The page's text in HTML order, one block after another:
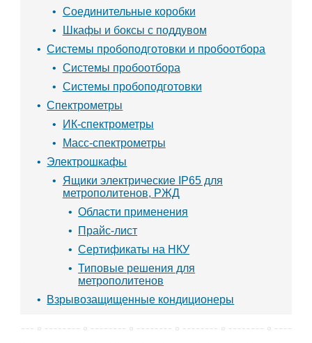
Соединительные коробки
Шкафы и боксы с поддувом
Системы пробоподготовки и пробоотбора
Системы пробоотбора
Системы пробоподготовки
Спектрометры
ИК-спектрометры
Масс-спектрометры
Электрошкафы
Ящики электрические IP65 для
метрополитенов, РЖД
Области применения
Прайс-лист
Сертификаты на НКУ
Типовые решения для
метрополитенов
Взрывозащищенные кондиционеры